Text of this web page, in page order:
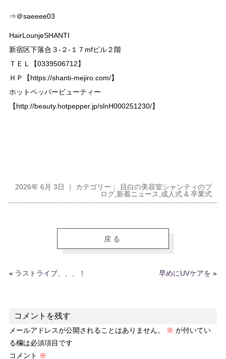
⇒＠saeeee03
HairLounjeSHANTI
新宿区下落合３-２-１７mfビル２階
ＴＥＬ【0339506712】
ＨＰ【https://shanti-mejiro.com/】
ホットペッパービューティー
【http://beauty.hotpepper.jp/slnH000251230/】
2026年 6月 3日 ｜ カテゴリー：
目白の美容室シャンティのブ
ログ,新着ニュース,成人式 & 卒業式
戻る
« ラストライブ、、、！ 早めにUVケアを »
コメントを残す
メールアドレスが公開されることはありません。 ※ が付いてい
る欄は必須項目です
コメント ※